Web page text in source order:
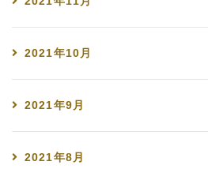
2021年10月
2021年9月
2021年8月